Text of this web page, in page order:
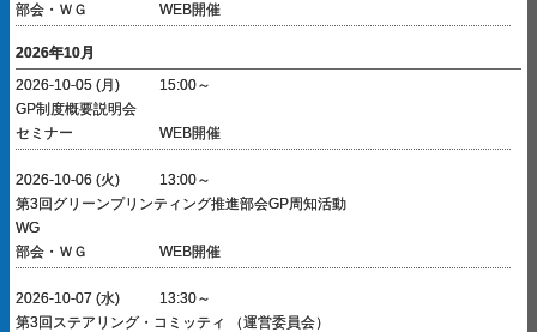
部会・ＷＧ
WEB開催
2026年10月
2026-10-05 (月)
15:00～
GP制度概要説明会
セミナー
WEB開催
2026-10-06 (火)
13:00～
第3回グリーンプリンティング推進部会GP周知活動
WG
部会・ＷＧ
WEB開催
2026-10-07 (水)
13:30～
第3回ステアリング・コミッティ （運営委員会）